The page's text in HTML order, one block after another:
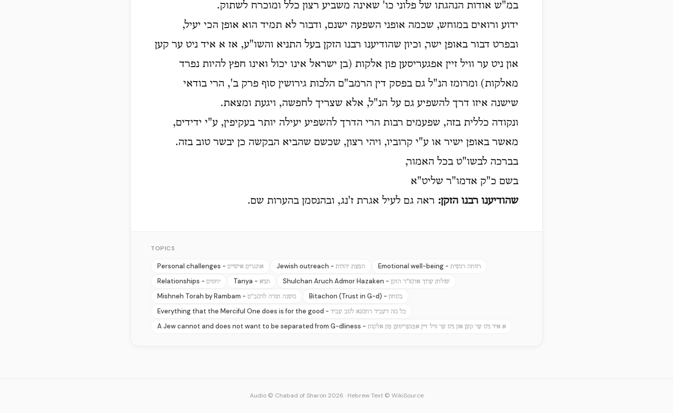
במ"ש אודות הנהגתו של פלוני כו' שאינה משביע רצון כלל ומוכרח לשתוק.
ידוע ורואים במוחש, שכמה אופני השפעה ישנם, ודבור לא תמיד הוא אופן הכי יעיל,
ובפרט דבור באופן ישר, וכיון שהודיענו רבנו הזקן בעל התניא והשו"ע, אז א איד ניט ער קען
און ניט ער וויל זיין אפגעריסען פון אלקות (בן ישראל אינו יכול ואינו חפץ להיות נפרד
מאלקות) ומרומז הנ"ל גם בפסק דין הרמב"ם הלכות גירושין סוף פרק ב', הרי בודאי
שישנה איזו דרך להשפיע גם על הנ"ל, אלא שצריך לחפשה, ויגעת ומצאת.
ונקודה כללית בזה, שפעמים רבות הרי הדרך להשפיע יעילה יותר בעקיפין, ע"י ידידים,
מאשר באופן ישיר או ע"י קרוביו, ויהי רצון, שכשם שהביא הבקשה כן יבשר טוב בזה.
בברכה לבשו"ט בכל האמור,
בשם כ"ק אדמו"ר שליט"א
שהודיענו רבנו הזקן: ראה גם לעיל אגרת ז'נג, ובהנסמן בהערות שם.
TOPICS
Personal challenges - אתגרים אישיים Jewish outreach - הפצת יהדות Emotional well-being - רווחה רגשית
Relationships - יחסים Tanya - תניא Shulchan Aruch Admor Hazaken - שולחן ערוך אדמו"ר הזקן
Mishneh Torah by Rambam - משנה תורה לרמב"ם Bitachon (Trust in G-d) - בטחון
Everything that the Merciful One does is for the good - כל מה דעביד רחמנא לטב עביד
A Jew cannot and does not want to be separated from G-dliness - א איד ניט ער קען און ניט ער וויל זיין אפגעריסען פון אלקות
Audio © Chabad of Sharon 2026 · Hebrew Text © WikiSource